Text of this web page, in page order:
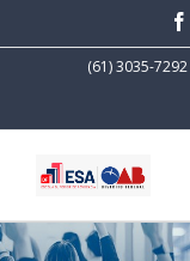
(61) 3035-